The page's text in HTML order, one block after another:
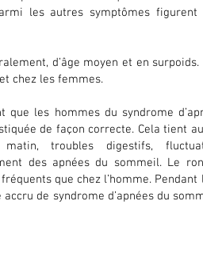
les autres symptômes figurent
d’âge moyen et en surpoids.
chez les femmes.
les hommes du syndrome
de façon correcte. Cela tient
troubles digestifs,
des apnées du sommeil. Le
que chez l’homme.
de syndrome d’apnées du